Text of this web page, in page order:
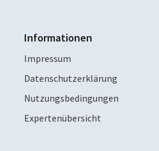
Informationen
Impressum
Datenschutzerklärung
Nutzungsbedingungen
Expertenübersicht